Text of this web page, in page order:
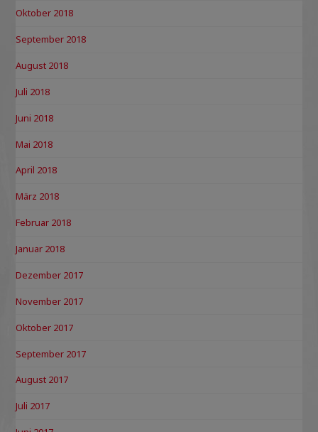
Oktober 2018
September 2018
August 2018
Juli 2018
Juni 2018
Mai 2018
April 2018
März 2018
Februar 2018
Januar 2018
Dezember 2017
November 2017
Oktober 2017
September 2017
August 2017
Juli 2017